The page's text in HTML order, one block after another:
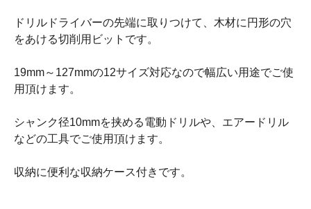
ドリルドライバーの先端に取りつけて、木材に円形の穴
をあける切削用ビットです。
19mm～127mmの12サイズ対応なので幅広い用途でご使
用頂けます。
シャンク径10mmを挟める電動ドリルや、エアードリル
などの工具でご使用頂けます。
収納に便利な収納ケース付きです。